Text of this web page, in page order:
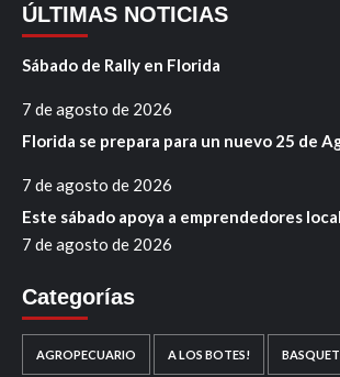
ÚLTIMAS NOTICIAS
Sábado de Rally en Florida
7 de agosto de 2026
Florida se prepara para un nuevo 25 de
7 de agosto de 2026
Este sábado apoya a emprendedores
7 de agosto de 2026
Categorías
AGROPECUARIO A LOS BOTES!